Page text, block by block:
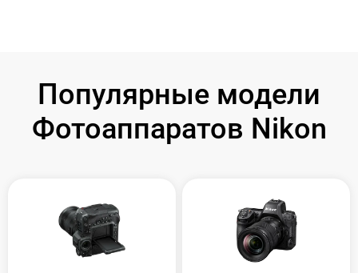
Популярные модели
Фотоаппаратов Nikon